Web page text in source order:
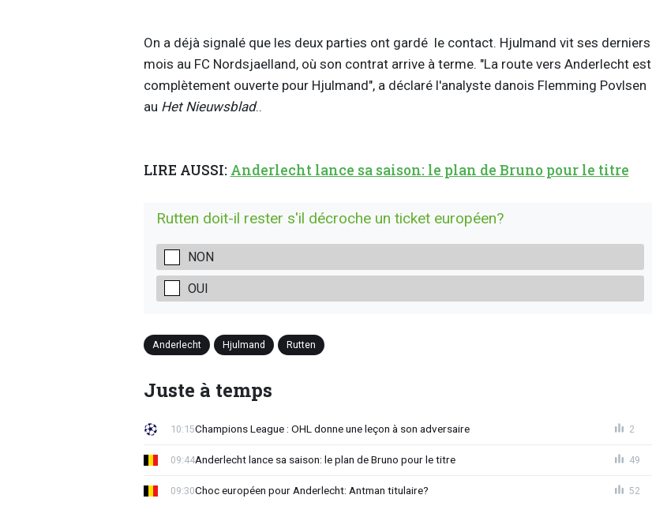
On a déjà signalé que les deux parties ont gardé le contact. Hjulmand vit ses derniers
mois au FC Nordsjaelland, où son contrat arrive à terme. "La route vers Anderlecht est
complètement ouverte pour Hjulmand", a déclaré l'analyste danois Flemming Povlsen
au Het Nieuwsblad..
LIRE AUSSI: Anderlecht lance sa saison: le plan de Bruno pour le titre
Rutten doit-il rester s'il décroche un ticket européen?
NON
OUI
Anderlecht Hjulmand Rutten
Juste à temps
Champions League : OHL donne une leçon à son adversaire
10:15 2
Anderlecht lance sa saison: le plan de Bruno pour le titre
09:44 49
Choc européen pour Anderlecht: Antman titulaire?
09:30 52